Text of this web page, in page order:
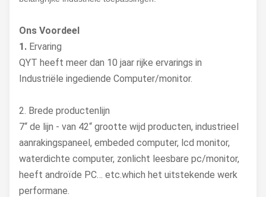
Ons Voordeel
1. Ervaring
QYT heeft meer dan 10 jaar rijke ervarings in
Industriële ingediende Computer/monitor.
2. Brede productenlijn
7“ de lijn - van 42“ grootte wijd producten, industrieel
aanrakingspaneel, embeded computer, lcd monitor,
waterdichte computer, zonlicht leesbare pc/monitor,
heeft androïde PC… etc.which het uitstekende werk
performane.